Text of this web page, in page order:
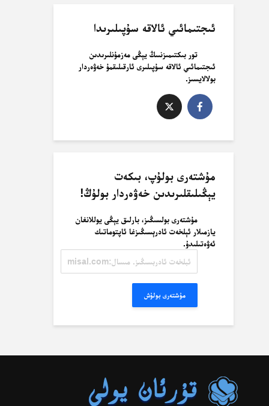
ئىجتىمائىي ئالاقە سۇپىلىرىدا
تور بىكتىمىزنىىڭ يېڭى مەزمۇنلىرىدىن
ئىجتىمائىي ئالاقە سۇپىلىرى ئارقىلىقمۇ خەۋەردار
بولالايسىز.
مۇشتەرى بولۇپ، بىكەت
يېڭىلىقلىرىدىن خەۋەردار بولۇڭ!
مۇشتەرى بولسىڭىز، بارلىق يېڭى يوللانغان
يازمىلار ئېلخەت ئادرېسىڭىزغا ئاپتوماتىك
ئەۋەتىلىدۇ.
ئادرېسىڭىز.
مۇشتەرى بولۇش